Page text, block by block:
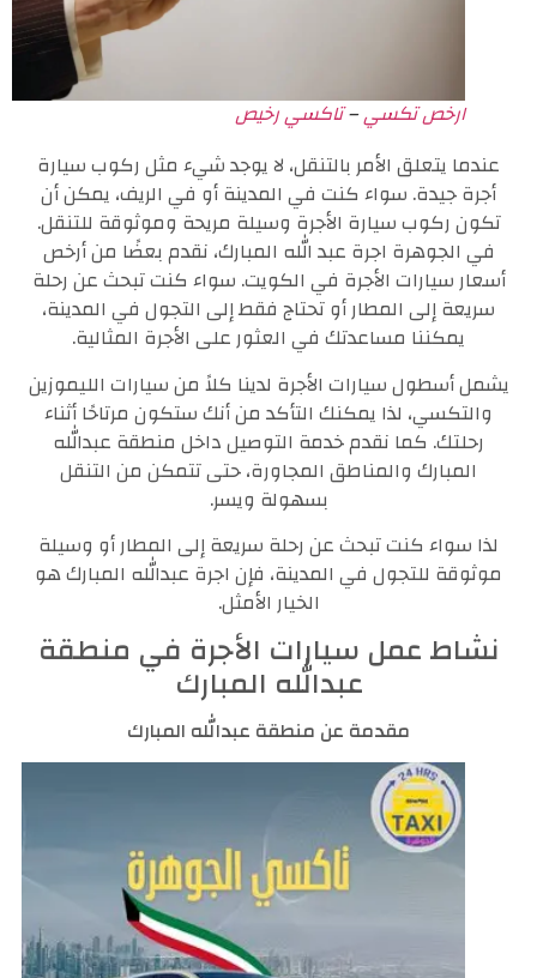
ارخص تكسي–تاكسي رخيص
عندما يتعلق الأمر بالتنقل، لا يوجد شيء مثل ركوب سيارة
أجرة جيدة. سواء كنت في المدينة أو في الريف، يمكن أن
تكون ركوب سيارة الأجرة وسيلة مريحة وموثوقة للتنقل.
في الجوهرة اجرة عبد الله المبارك، نقدم بعضًا من أرخص
أسعار سيارات الأجرة في الكويت. سواء كنت تبحث عن رحلة
سريعة إلى المطار أو تحتاج فقط إلى التجول في المدينة،
يمكننا مساعدتك في العثور على الأجرة المثالية.
يشمل أسطول سيارات الأجرة لدينا كلاً من سيارات الليموزين
والتكسي، لذا يمكنك التأكد من أنك ستكون مرتاحًا أثناء
رحلتك. كما نقدم خدمة التوصيل داخل منطقة عبدالله
المبارك والمناطق المجاورة، حتى تتمكن من التنقل
بسهولة ويسر.
لذا سواء كنت تبحث عن رحلة سريعة إلى المطار أو وسيلة
موثوقة للتجول في المدينة، فإن اجرة عبدالله المبارك هو
الخيار الأمثل.
نشاط عمل سيارات الأجرة في منطقة
عبدالله المبارك
مقدمة عن منطقة عبدالله المبارك